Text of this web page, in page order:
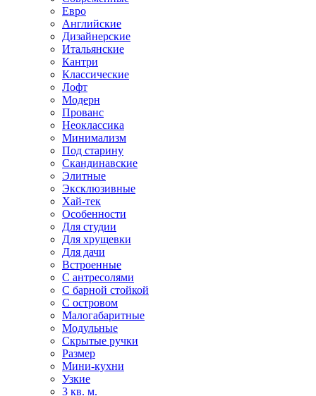
Евро
Английские
Дизайнерские
Итальянские
Кантри
Классические
Лофт
Модерн
Прованс
Неоклассика
Минимализм
Под старину
Скандинавские
Элитные
Эксклюзивные
Хай-тек
Особенности
Для студии
Для хрущевки
Для дачи
Встроенные
С антресолями
С барной стойкой
С островом
Малогабаритные
Модульные
Скрытые ручки
Размер
Мини-кухни
Узкие
3 кв. м.